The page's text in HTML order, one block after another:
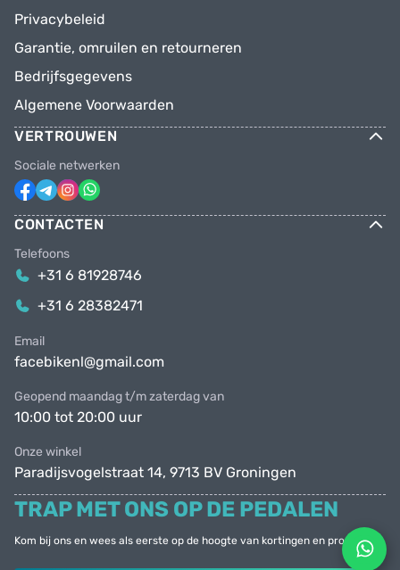
Privacybeleid
Garantie, omruilen en retourneren
Bedrijfsgegevens
Algemene Voorwaarden
VERTROUWEN
Sociale netwerken
CONTACTEN
Telefoons
+31 6 81928746
+31 6 28382471
Email
facebikenl@gmail.com
Geopend maandag t/m zaterdag van
10:00 tot 20:00 uur
Onze winkel
Paradijsvogelstraat 14, 9713 BV Groningen
TRAP MET ONS OP DE PEDALEN
Kom bij ons en wees als eerste op de hoogte van kortingen en promoties